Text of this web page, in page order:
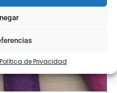
Política de Privacidad